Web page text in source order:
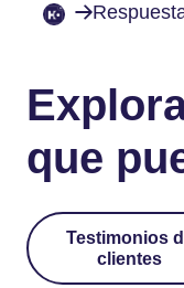
que
Testimonios
clientes